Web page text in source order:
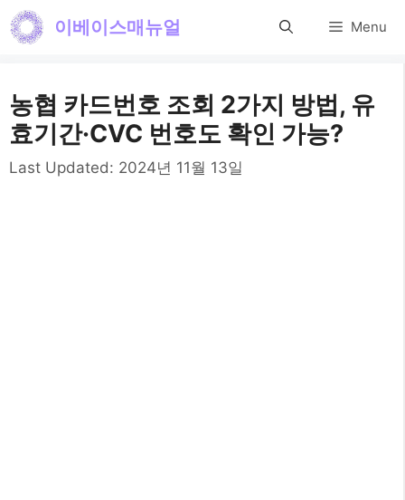
컨
로
건
너
이베이스매뉴얼 Menu
농협 카드번호 조회 2가지 방법, 유
효기간·CVC 번호도 확인 가능?
Last Updated: 2024년 11월 13일